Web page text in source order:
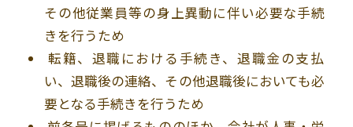
その他従業員等の身上異動に伴い必要な手続
きを行うため
転籍、退職における手続き、退職金の支払
い、退職後の連絡、その他退職後においても必
要となる手続きを行うため